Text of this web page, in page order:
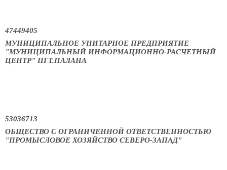
47449405
МУНИЦИПАЛЬНОЕ УНИТАРНОЕ ПРЕДПРИЯТИЕ
"МУНИЦИПАЛЬНЫЙ ИНФОРМАЦИОННО-РАСЧЕТНЫЙ
ЦЕНТР" ПГТ.ПАЛАНА
53036713
ОБЩЕСТВО С ОГРАНИЧЕННОЙ ОТВЕТСТВЕННОСТЬЮ
"ПРОМЫСЛОВОЕ ХОЗЯЙСТВО СЕВЕРО-ЗАПАД"